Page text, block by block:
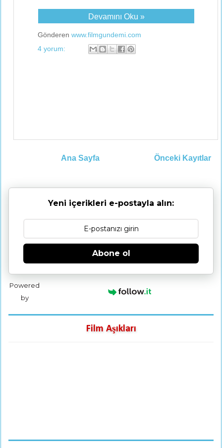
Devamını Oku »
Gönderen www.filmgundemi.com
4 yorum:
Önceki Kayıtlar
Ana Sayfa
Yeni içerikleri e-postayla alın:
Abone ol
Powered
by
Film Aşıkları